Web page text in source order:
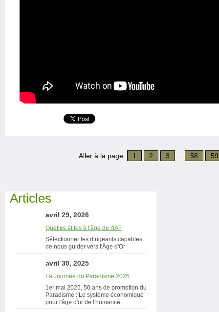
Aller à la page 1 2 3 58 59
Articles
avril 29, 2026
Quelles élites à l'âge de l'IA?
Sélectionner les dirigeants capables
de nous guider vers l'Âge d'Or
avril 30, 2025
La Journée du Paradisme 2025
1er mai 2025, 50 ans de promotion du
Paradisme : Le système économique
pour l'âge d'or de l'humanité.